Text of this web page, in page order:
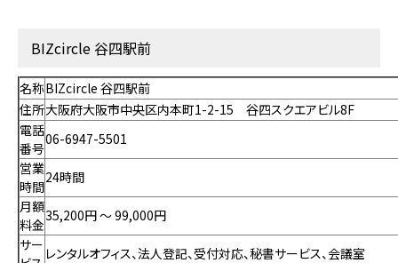
BIZcircle 谷四駅前
名称BIZcircle 谷四駅前
住所大阪府大阪市中央区内本町1-2-15 谷四スクエアビル8F
電話
番号
06-6947-5501
営業
時間
24時間
月額
料金
35,200円 〜 99,000円
サー レンタルオフィス、法人登記、受付対応、秘書サービス、会議室